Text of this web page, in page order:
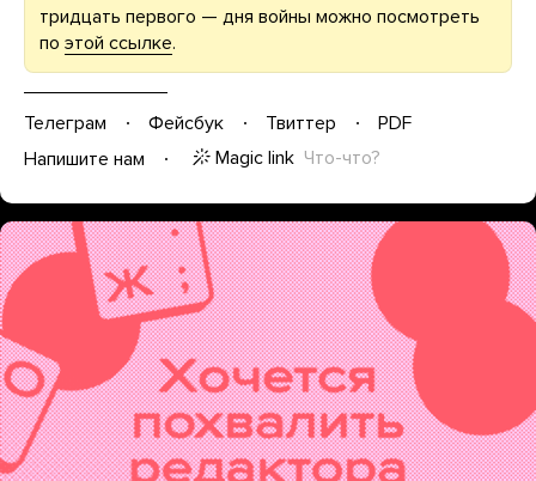
тридцать первого — дня войны можно посмотреть
по этой ссылке.
Телеграм Фейсбук Твиттер
PDF
Напишите нам
Magic link Что-что?